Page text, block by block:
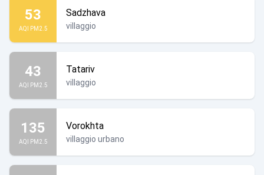
53
AQI PM2.5
Sadzhava
villaggio
43
AQI PM2.5
Tatariv
villaggio
135
AQI PM2.5
Vorokhta
villaggio urbano